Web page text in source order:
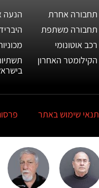
תחבורה אחרת
תחבורה משתפת
רכב אוטונומי
הקילומטר האחרון
הנעה
תנאי שימוש באתר